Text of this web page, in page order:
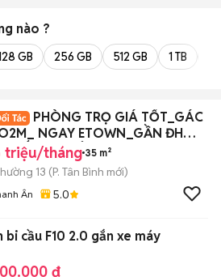
nào ?
GB 256 GB 512 GB 1 TB
PHÒNG TRỌ GIÁ TỐT_GÁC
NGAY ETOWN_GẦN ĐH
HIẾN_ĐH CÔNG THƯƠNG
triệu/tháng 35 m²
13 (P. Tân Bình mới)
Ân 5.0
bi cầu F10 2.0 gắn xe máy
đ